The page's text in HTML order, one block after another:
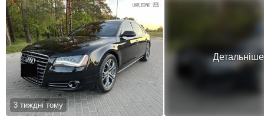
3 тиждні тому
Детальніше